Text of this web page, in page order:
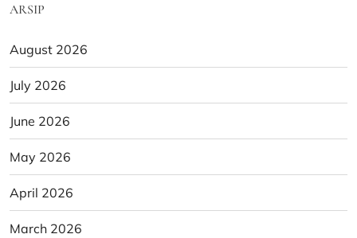
ARSIP
August 2026
July 2026
June 2026
May 2026
April 2026
March 2026